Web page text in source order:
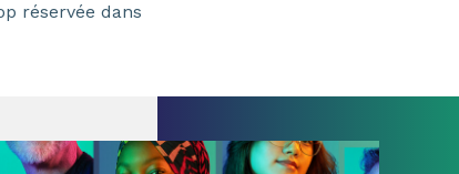
réservée dans